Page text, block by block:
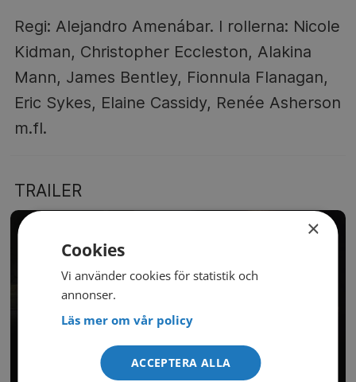
Regi: Alejandro Amenábar. I rollerna: Nicole
Kidman, Christopher Eccleston, Alakina
Mann, James Bentley, Fionnula Flanagan,
Eric Sykes, Elaine Cassidy, Renée Asherson
m.fl.
TRAILER
×
Cookies
Vi använder cookies för statistik och
annonser.
Läs mer om vår policy
ACCEPTERA ALLA